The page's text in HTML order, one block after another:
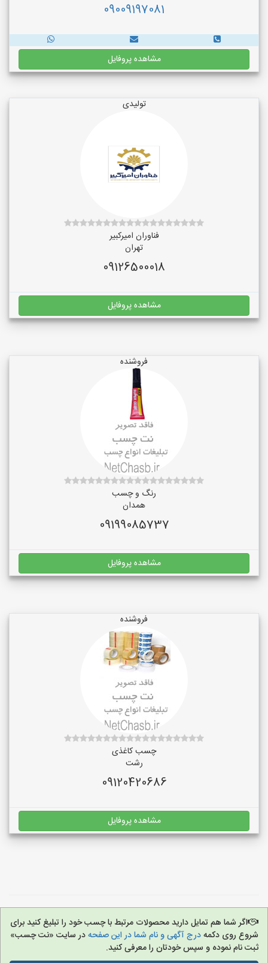
09009197081
مشاهده پروفایل
تولیدی
فناوران امیرکبیر
تهران
09126500018
مشاهده پروفایل
فروشنده
رنگ و چسب
همدان
09199085737
مشاهده پروفایل
فروشنده
چسب کاغذی
رشت
09120420686
مشاهده پروفایل
اگر شما هم تمایل دارید محصولات مرتبط با چسب خود را تبلیغ کنید برای
شروع روی دکمهدرج آگهی و نام شما در این صفحهدر سایت «نت چسب»
ثبت نام نموده و سپس خودتان را معرفی کنید.